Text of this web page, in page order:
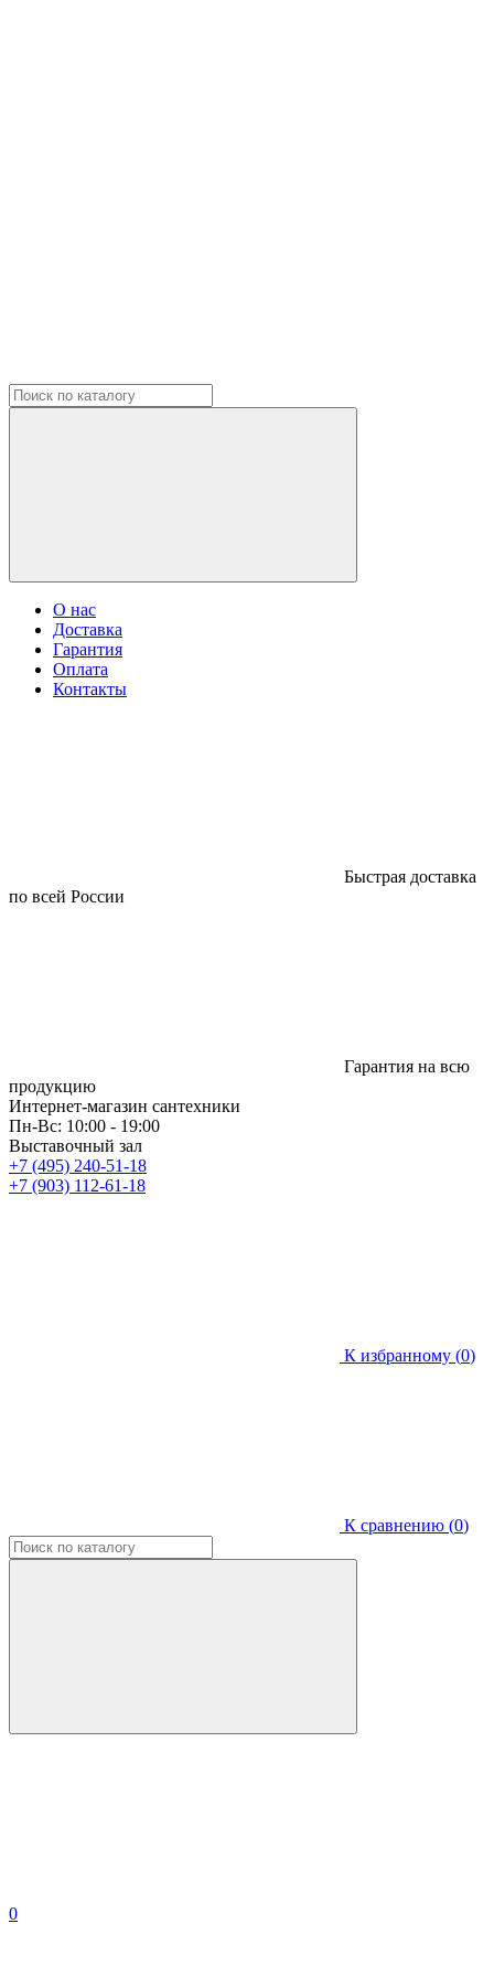
О нас
Доставка
Гарантия
Оплата
Контакты
Быстрая доставка
по всей России
Гарантия на всю
продукцию
Интернет-магазин сантехники
Пн-Вс: 10:00 - 19:00
Выставочный зал
+7 (495) 240-51-18
+7 (903) 112-61-18
К избранному (0)
К сравнению (0)
0